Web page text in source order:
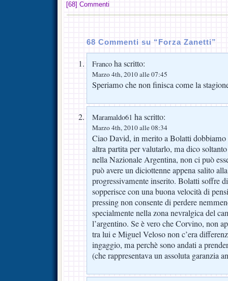
[68] Commenti
68 Commenti su “Forza Zanetti”
Franco ha scritto:
Marzo 4th, 2010 alle 07:45
Speriamo che non finisca come la
Maramaldo61 ha scritto:
Marzo 4th, 2010 alle 08:34
Ciao David, in merito a Bolatti dobbiamo
altra partita per valutarlo, ma dico
nella Nazionale Argentina, non ci può
può avere un diciottenne appena salito
progressivamente inserito. Bolatti soffre
sopperisce con una buona velocità di
pressing non consente di perdere
specialmente nella zona nevralgica del
l’argentino. Se è vero che Corvino, non
tra lui e Miguel Veloso non c’era
ingaggio, ma perchè sono andati a
(che rappresentava un assoluta garanzia